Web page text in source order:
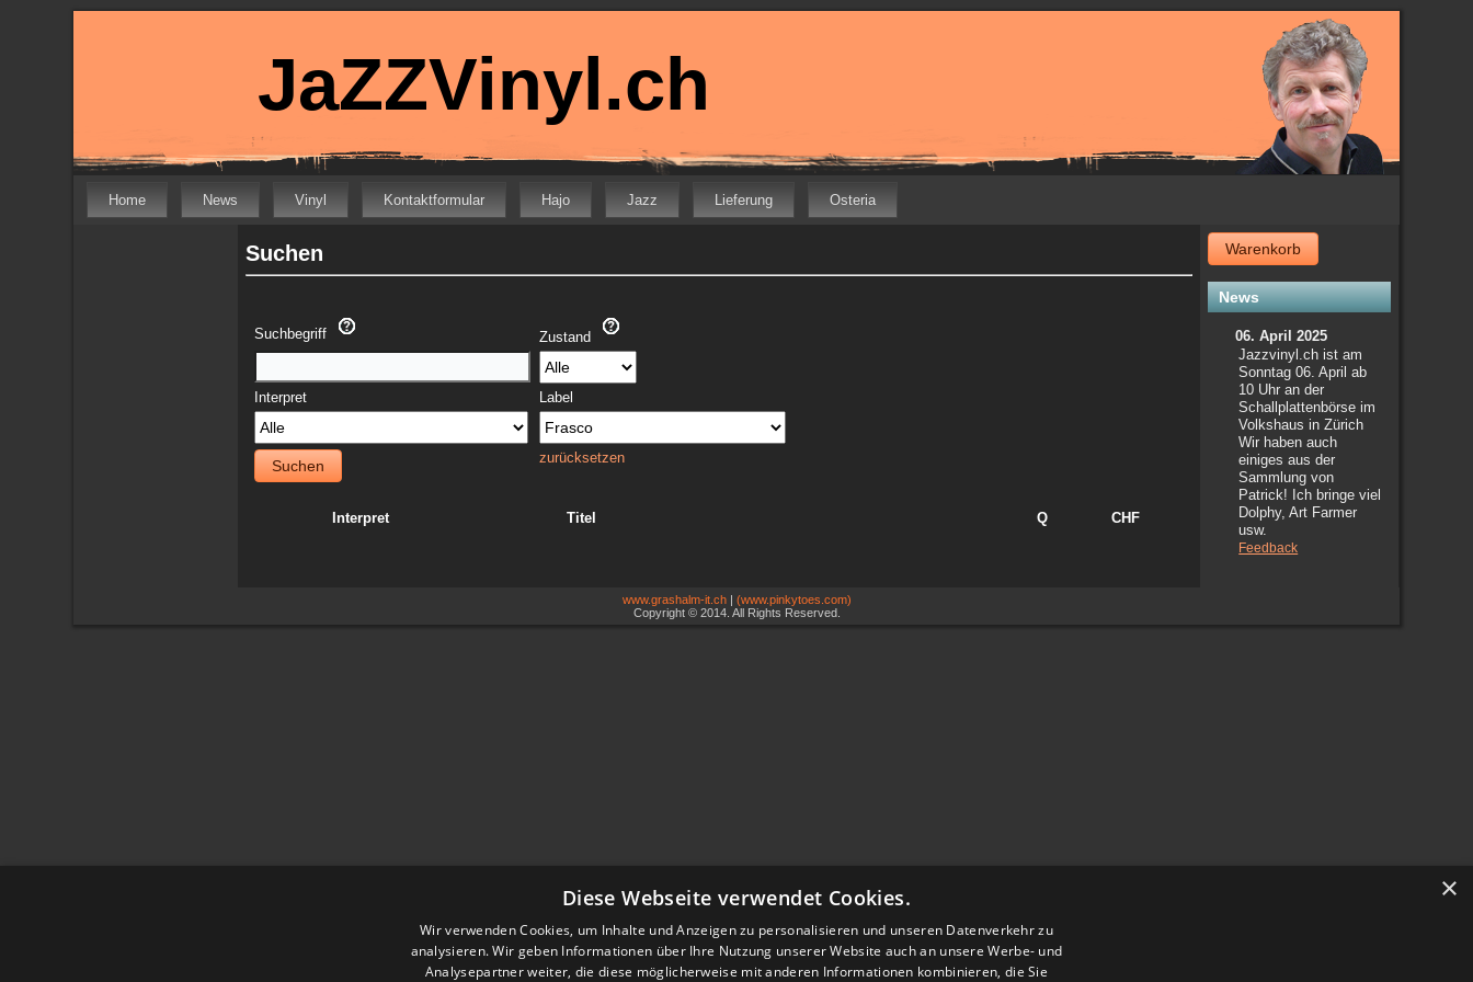
JaZZVinyl.ch
Home News Vinyl Kontaktformular Hajo Jazz Lieferung Osteria
Suchen
Suchbegriff Zustand
Interpret Label
Suchen zurücksetzen
Interpret Titel Q CHF
Warenkorb
News
06. April 2025
Jazzvinyl.ch ist am
Sonntag 06. April ab
10 Uhr an der
Schallplattenbörse im
Volkshaus in Zürich
Wir haben auch
einiges aus der
Sammlung von
Patrick! Ich bringe viel
Dolphy, Art Farmer
usw.
Feedback
www.grashalm-it.ch| (www.pinkytoes.com)
Copyright © 2014. All Rights Reserved.
×
Diese Webseite verwendet Cookies.
Wir verwenden Cookies, um Inhalte und Anzeigen zu personalisieren und unseren Datenverkehr zu
analysieren. Wir geben Informationen über Ihre Nutzung unserer Website auch an unsere Werbe- und
Analysepartner weiter, die diese möglicherweise mit anderen Informationen kombinieren, die Sie